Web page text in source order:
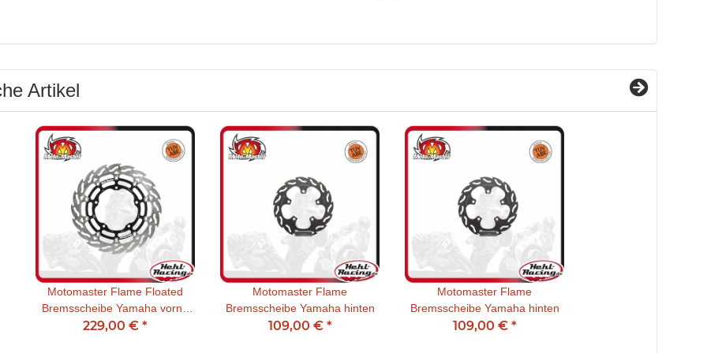
Artikel
Motomaster Flame Floated
Bremsscheibe Yamaha vorne
links
229,00 €*
Motomaster Flame
Bremsscheibe Yamaha hinten
109,00 € *
Motomaster Flame
Bremsscheibe Yamaha hinten
109,00 € *